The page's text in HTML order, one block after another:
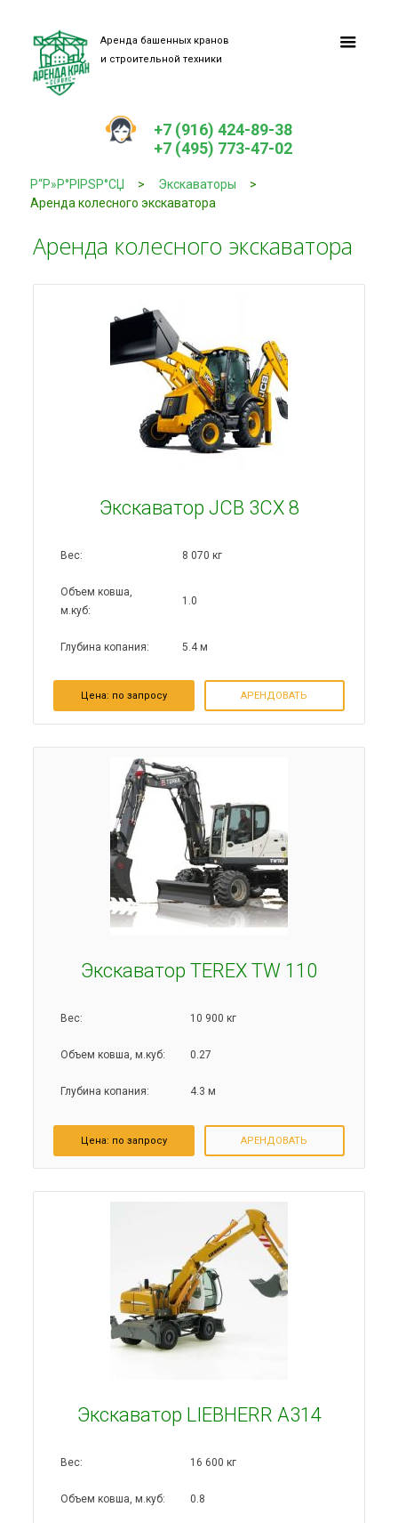
Аренда башенных кранов
и строительной техники
+7 (916) 424-89-38
+7 (495) 773-47-02
Р“Р»Р°РІРЅР°СЏ > Экскаваторы
>
Аренда колесного экскаватора
Аренда колесного экскаватора
Экскаватор JCB 3CX 8
Вес: 8 070 кг
Объем ковша,
м.куб:
1.0
Глубина копания: 5.4 м
Цена: по запросу АРЕНДОВАТЬ
Экскаватор TEREX TW 110
Вес: 10 900 кг
Объем ковша, м.куб: 0.27
Глубина копания: 4.3 м
Цена: по запросу АРЕНДОВАТЬ
Экскаватор LIEBHERR A314
Вес: 16 600 кг
Объем ковша, м.куб: 0.8